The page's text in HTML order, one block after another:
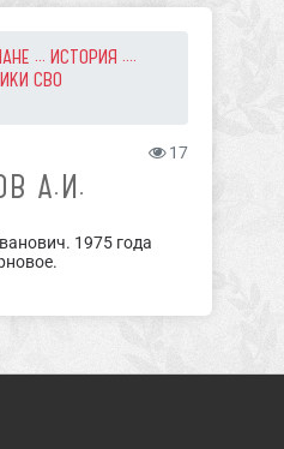
... ИСТОРИЯ ....
СВО
17
А.И.
1975 года